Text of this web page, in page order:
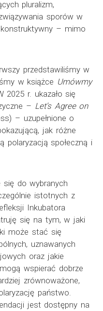
pluralizm,
sporów w
– mimo
przedstawiliśmy w
w książce Umówmy
2025 r. ukazało się
– Let’s Agree on
– uzupełnione o
jak różne
polaryzacją społeczną i
do wybranych
istotnych z
Inkubatora
się na tym, w jaki
może stać się
uznawanych
oraz jakie
wspierać dobrze
zrównoważone,
państwo.
jest dostępny na